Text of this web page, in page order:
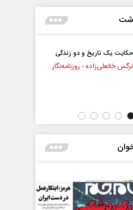
چرایی عقب‌نشینی ترامپ؟